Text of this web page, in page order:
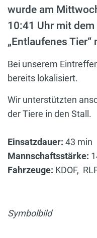
wurde am
10:41 Uhr mit
„Entlaufenes
Bei unserem
bereits lokalisiert.
Wir unterstützten
der Tiere in den Stall.
Einsatzdauer: 43 min
Mannschaftsstärke:
Fahrzeuge: KDOF,
Symbolbild